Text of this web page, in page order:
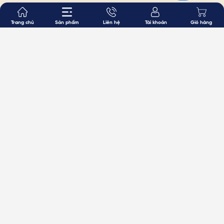
Trang chủ Sản phẩm Liên hệ Tài khoản Giỏ hàng